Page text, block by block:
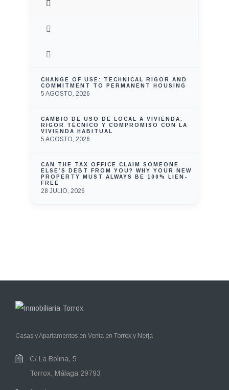
CHANGE OF USE: TECHNICAL RIGOR AND
COMMITMENT TO PERMANENT HOUSING
5 AGOSTO, 2026
CAMBIO DE USO DE LOCAL A VIVIENDA:
RIGOR TÉCNICO Y COMPROMISO CON LA
VIVIENDA HABITUAL
5 AGOSTO, 2026
CAN THE TAX OFFICE CLAIM SOMEONE
ELSE’S DEBT FROM YOU? WHY YOUR NEW
PROPERTY MUST ALWAYS BE 100% LIEN-
FREE
28 JULIO, 2026
Casas y Apartamentos en Venta en Torrox y Nerja
C/ La Bolina, 5
Torrox, Málaga 29793